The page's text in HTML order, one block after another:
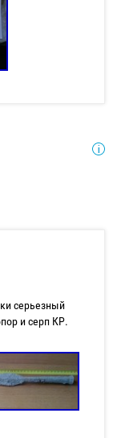
серьезный
и серп КР.